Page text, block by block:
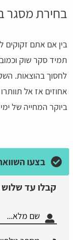
בחירת מסגר
בין אם אתם
תמיד סקר שוק
לחסוך בהוצאות.
אחוזים אז אל
ביוקר המחייה של
בצעו
קבלו עד שלוש